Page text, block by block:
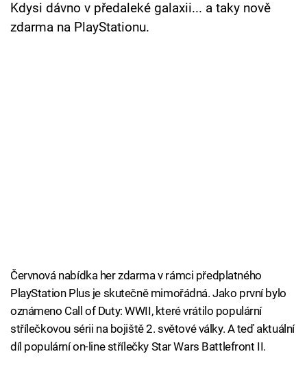
Kdysi dávno v předaleké galaxii... a taky nově
zdarma na PlayStationu.
Červnová nabídka her zdarma v rámci předplatného
PlayStation Plus je skutečně mimořádná. Jako první bylo
oznámeno Call of Duty: WWII, které vrátilo populární
střílečkovou sérii na bojiště 2. světové války. A teď aktuální
díl populární on-line střílečky Star Wars Battlefront II.